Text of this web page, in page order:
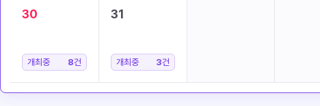
30
개최중 8건
31
개최중 3건